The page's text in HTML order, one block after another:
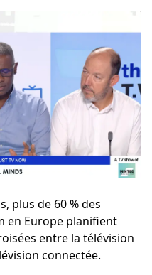
plus de 60 % des
en Europe planifient
entre la télévision
connectée.